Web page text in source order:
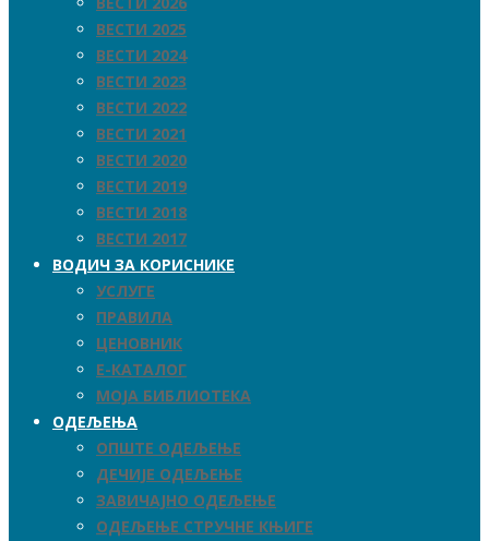
ВЕСТИ 2025
ВЕСТИ 2024
ВЕСТИ 2023
ВЕСТИ 2022
ВЕСТИ 2021
ВЕСТИ 2020
ВЕСТИ 2019
ВЕСТИ 2018
ВЕСТИ 2017
ВОДИЧ ЗА КОРИСНИКЕ
УСЛУГЕ
ПРАВИЛА
ЦЕНОВНИК
Е-КАТАЛОГ
МОЈА БИБЛИОТЕКА
ОДЕЉЕЊА
ОПШТЕ ОДЕЉЕЊЕ
ДЕЧИЈЕ ОДЕЉЕЊЕ
ЗАВИЧАЈНО ОДЕЉЕЊЕ
ОДЕЉЕЊЕ СТРУЧНЕ КЊИГЕ